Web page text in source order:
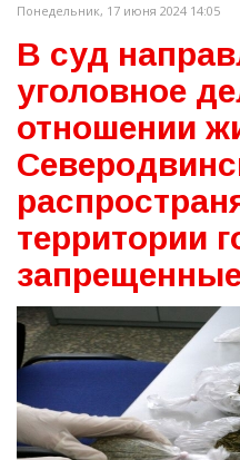
Понедельник, 17 июня 2024 14:05
В суд
уголовное
отношении
территории